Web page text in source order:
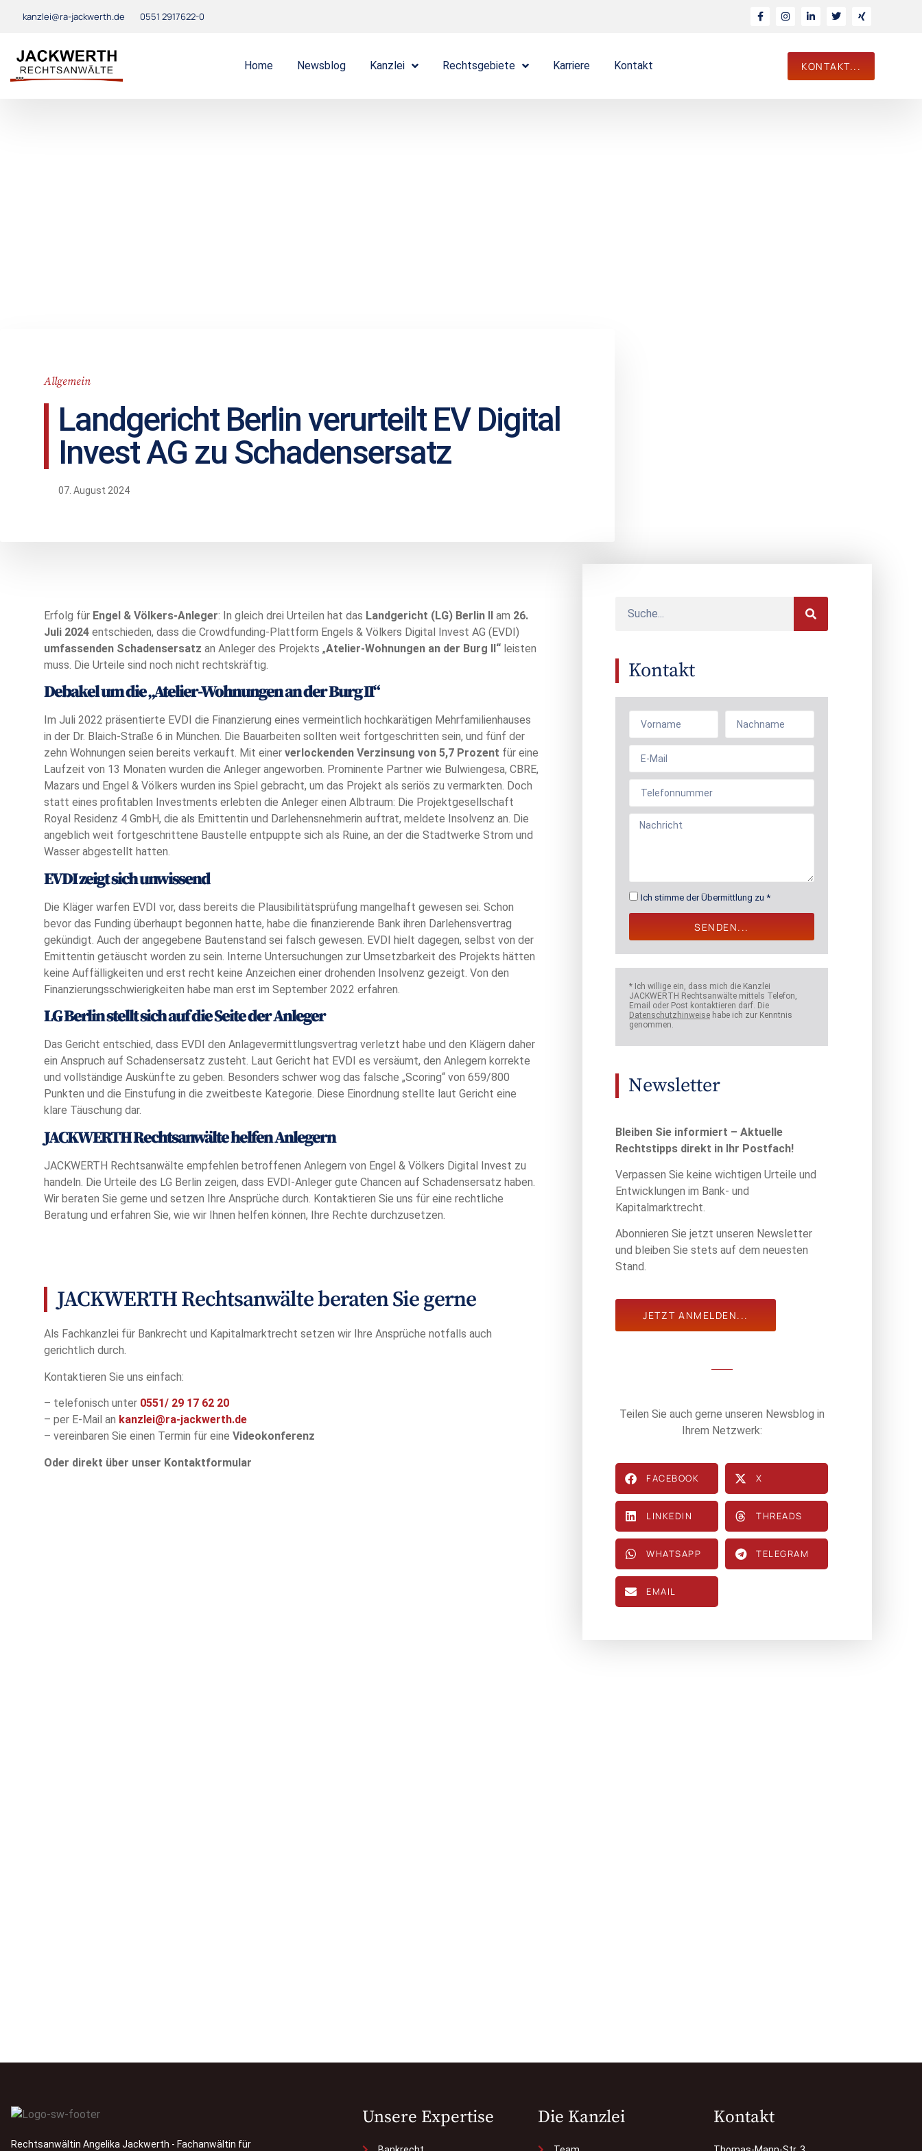
kanzlei@ra-jackwerth.de 0551 2917622-0
Home Newsblog Kanzlei Rechtsgebiete Karriere Kontakt KONTAKT...
Allgemein
Landgericht Berlin verurteilt EV Digital
Invest AG zu Schadensersatz
07. August 2024
Erfolg für Engel & Völkers-Anleger: In gleich drei Urteilen hat das Landgericht (LG) Berlin II am 26.
Juli 2024 entschieden, dass die Crowdfunding-Plattform Engels & Völkers Digital Invest AG (EVDI)
umfassenden Schadensersatz an Anleger des Projekts „Atelier-Wohnungen an der Burg II“ leisten
muss. Die Urteile sind noch nicht rechtskräftig.
Debakel um die „Atelier-Wohnungen an der Burg II“
Im Juli 2022 präsentierte EVDI die Finanzierung eines vermeintlich hochkarätigen Mehrfamilienhauses
in der Dr. Blaich-Straße 6 in München. Die Bauarbeiten sollten weit fortgeschritten sein, und fünf der
zehn Wohnungen seien bereits verkauft. Mit einer verlockenden Verzinsung von 5,7 Prozent für eine
Laufzeit von 13 Monaten wurden die Anleger angeworben. Prominente Partner wie Bulwiengesa, CBRE,
Mazars und Engel & Völkers wurden ins Spiel gebracht, um das Projekt als seriös zu vermarkten. Doch
statt eines profitablen Investments erlebten die Anleger einen Albtraum: Die Projektgesellschaft
Royal Residenz 4 GmbH, die als Emittentin und Darlehensnehmerin auftrat, meldete Insolvenz an. Die
angeblich weit fortgeschrittene Baustelle entpuppte sich als Ruine, an der die Stadtwerke Strom und
Wasser abgestellt hatten.
EVDI zeigt sich unwissend
Die Kläger warfen EVDI vor, dass bereits die Plausibilitätsprüfung mangelhaft gewesen sei. Schon
bevor das Funding überhaupt begonnen hatte, habe die finanzierende Bank ihren Darlehensvertrag
gekündigt. Auch der angegebene Bautenstand sei falsch gewesen. EVDI hielt dagegen, selbst von der
Emittentin getäuscht worden zu sein. Interne Untersuchungen zur Umsetzbarkeit des Projekts hätten
keine Auffälligkeiten und erst recht keine Anzeichen einer drohenden Insolvenz gezeigt. Von den
Finanzierungsschwierigkeiten habe man erst im September 2022 erfahren.
LG Berlin stellt sich auf die Seite der Anleger
Das Gericht entschied, dass EVDI den Anlagevermittlungsvertrag verletzt habe und den Klägern daher
ein Anspruch auf Schadensersatz zusteht. Laut Gericht hat EVDI es versäumt, den Anlegern korrekte
und vollständige Auskünfte zu geben. Besonders schwer wog das falsche „Scoring“ von 659/800
Punkten und die Einstufung in die zweitbeste Kategorie. Diese Einordnung stellte laut Gericht eine
klare Täuschung dar.
JACKWERTH Rechtsanwälte helfen Anlegern
JACKWERTH Rechtsanwälte empfehlen betroffenen Anlegern von Engel & Völkers Digital Invest zu
handeln. Die Urteile des LG Berlin zeigen, dass EVDI-Anleger gute Chancen auf Schadensersatz haben.
Wir beraten Sie gerne und setzen Ihre Ansprüche durch. Kontaktieren Sie uns für eine rechtliche
Beratung und erfahren Sie, wie wir Ihnen helfen können, Ihre Rechte durchzusetzen.
JACKWERTH Rechtsanwälte beraten Sie gerne
Als Fachkanzlei für Bankrecht und Kapitalmarktrecht setzen wir Ihre Ansprüche notfalls auch
gerichtlich durch.
Kontaktieren Sie uns einfach:
– telefonisch unter 0551/ 29 17 62 20
– per E-Mail an kanzlei@ra-jackwerth.de
– vereinbaren Sie einen Termin für eine Videokonferenz
Oder direkt über unser Kontaktformular
Kontakt
Ich stimme der Übermittlung zu *
SENDEN...
* Ich willige ein, dass mich die Kanzlei
JACKWERTH Rechtsanwälte mittels Telefon,
Email oder Post kontaktieren darf. Die
Datenschutzhinweise habe ich zur Kenntnis
genommen.
Newsletter
Bleiben Sie informiert – Aktuelle
Rechtstipps direkt in Ihr Postfach!
Verpassen Sie keine wichtigen Urteile und
Entwicklungen im Bank- und
Kapitalmarktrecht.
Abonnieren Sie jetzt unseren Newsletter
und bleiben Sie stets auf dem neuesten
Stand.
JETZT ANMELDEN...
Teilen Sie auch gerne unseren Newsblog in
Ihrem Netzwerk:
FACEBOOK X
LINKEDIN THREADS
WHATSAPP TELEGRAM
EMAIL
Rechtsanwältin Angelika Jackwerth - Fachanwältin für
Unsere Expertise Die Kanzlei Kontakt